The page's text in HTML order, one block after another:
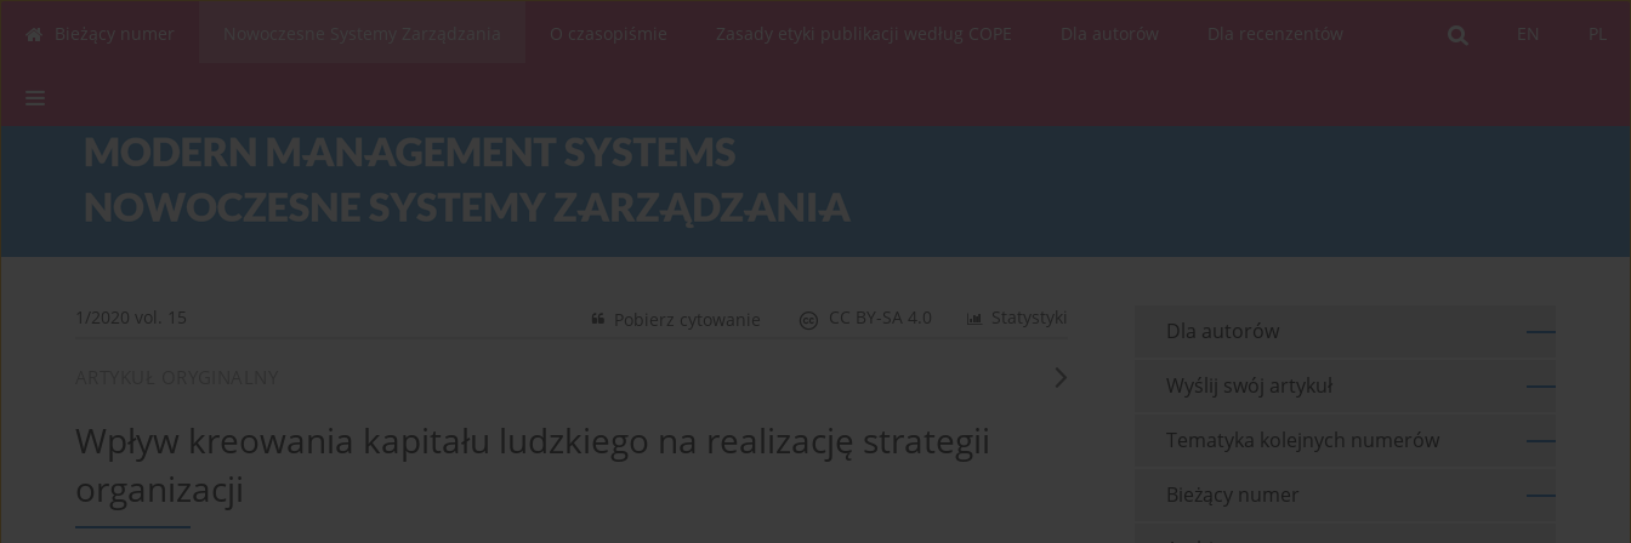
PL
EN
Bieżący numer O czasopiśmie Zasady etyki publikacji według COPE Dla autorów Dla recenzentów
1/2020 vol. 15 Statystyki
CC BY-SA 4.0
Pobierz cytowanie
Wpływ kreowania kapitału ludzkiego na realizację strategii
organizacji
Dla autorów
Wyślij swój artykuł
Tematyka kolejnych numerów
Bieżący numer